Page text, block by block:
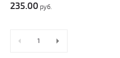
235.00 руб.